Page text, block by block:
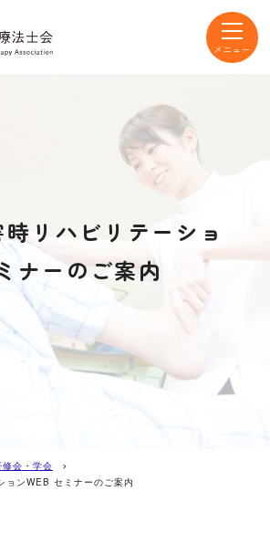
toggle
リハビリテーショ
ナーのご案内
修会・学会
ンWEB セミナーのご案内